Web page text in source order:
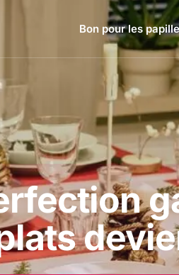
Bon pour les